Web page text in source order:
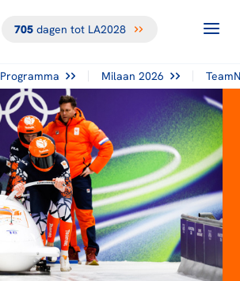
705dagen tot LA2028
Programma Milaan 2026